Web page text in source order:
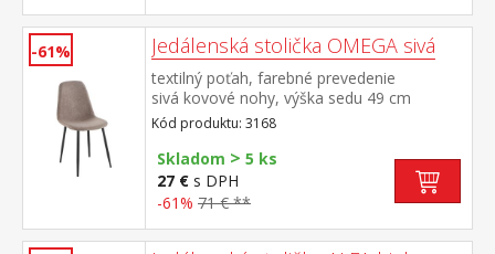
-61% Jedálenská stolička OMEGA sivá
textilný poťah, farebné prevedenie
sivá kovové nohy, výška sedu 49 cm
Kód produktu: 3168
Skladom > 5 ks
27 € s DPH
-61% 71 € **